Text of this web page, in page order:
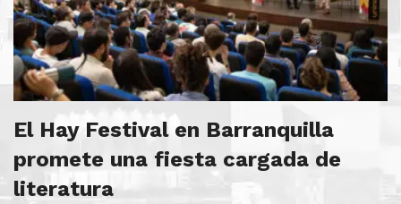
El Hay Festival en Barranquilla
promete una fiesta cargada de
literatura